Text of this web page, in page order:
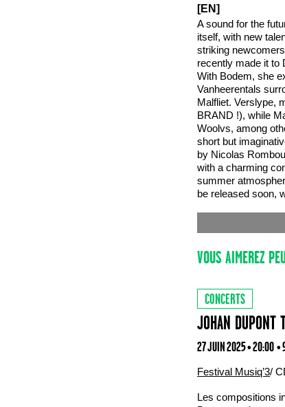
[EN]
A sound for the
itself, with new
striking
recently made it to
With Bodem, she
Vanheerentals
Malfliet. Verslype,
BRAND !), while
Woolvs, among
short but
by Nicolas
with a charming
summer
be released soon,
VOUS AIMEREZ
CONCERTS
JOHAN DUPONT
27 JUIN 2025 • 20:00 •
Festival Musiq’3/
Les compositions